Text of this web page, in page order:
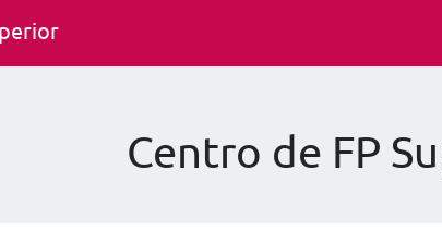
Centro de FP